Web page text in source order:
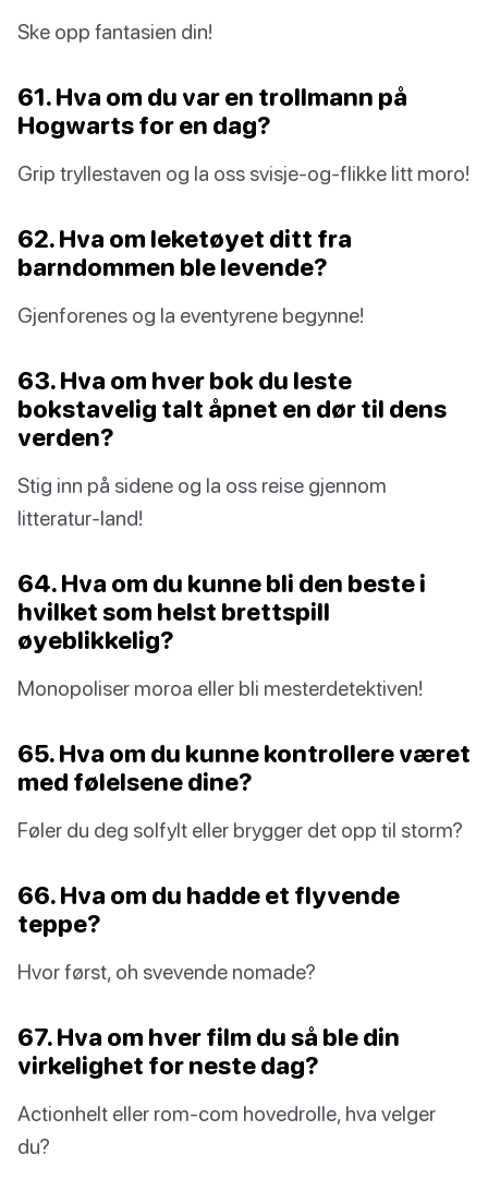
Ske opp fantasien din!
61. Hva om du var en trollmann på
Hogwarts for en dag?
Grip tryllestaven og la oss svisje-og-flikke litt moro!
62. Hva om leketøyet ditt fra
barndommen ble levende?
Gjenforenes og la eventyrene begynne!
63. Hva om hver bok du leste
bokstavelig talt åpnet en dør til dens
verden?
Stig inn på sidene og la oss reise gjennom
litteratur-land!
64. Hva om du kunne bli den beste i
hvilket som helst brettspill
øyeblikkelig?
Monopoliser moroa eller bli mesterdetektiven!
65. Hva om du kunne kontrollere været
med følelsene dine?
Føler du deg solfylt eller brygger det opp til storm?
66. Hva om du hadde et flyvende
teppe?
Hvor først, oh svevende nomade?
67. Hva om hver film du så ble din
virkelighet for neste dag?
Actionhelt eller rom-com hovedrolle, hva velger
du?